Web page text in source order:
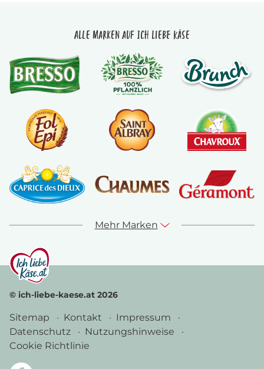
Alle Marken auf Ich liebe Käse
Mehr Marken
© ich-liebe-kaese.at 2026
Sitemap Kontakt
Impressum
Datenschutz
Nutzungshinweise
Cookie Richtlinie